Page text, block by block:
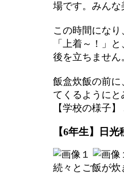
場です。みん
この時間にな
「上着～！」
後を立ちません
飯盒炊飯の前
てくるように
【学校の様子
【6年生】日
続々とご飯が